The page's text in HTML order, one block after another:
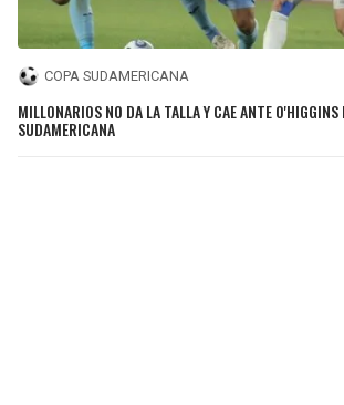
COPA SUDAMERICANA
MILLONARIOS NO DA LA TALLA Y CAE ANTE O'HIGGINS
SUDAMERICANA